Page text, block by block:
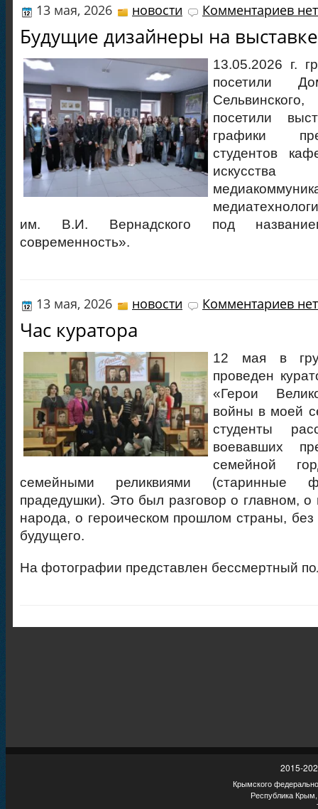
13 мая, 2026 новости Комментариев
Будущие дизайнеры на выставке
13.05.2026 г.
посетили
посетили
графики
студентов
им. В.И. Вернадского под
современность».
13 мая, 2026 новости Комментариев
Час куратора
12 мая в
проведен
«Герои
войны в моей
студенты
воевавших
семейной
семейными реликвиями (старинные
прадедушки). Это был разговор о главном,
народа, о героическом прошлом страны, без
будущего.
На фотографии представлен бессмертный
2015-
Крымского
Республика